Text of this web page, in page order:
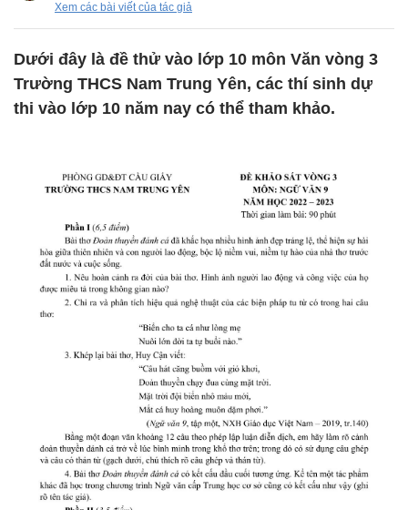
Xem các bài viết của tác giả
Dưới đây là đề thử vào lớp 10 môn Văn vòng 3
Trường THCS Nam Trung Yên, các thí sinh dự
thi vào lớp 10 năm nay có thể tham khảo.